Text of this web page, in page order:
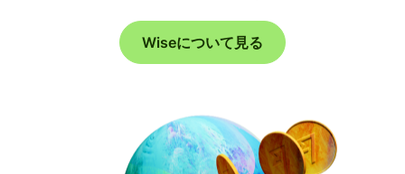
Wiseについて見る